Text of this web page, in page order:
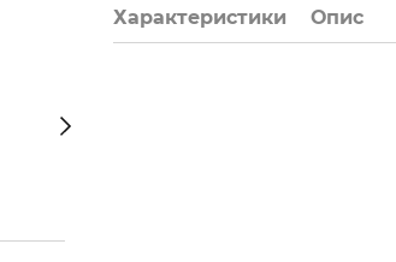
Характеристики Опис